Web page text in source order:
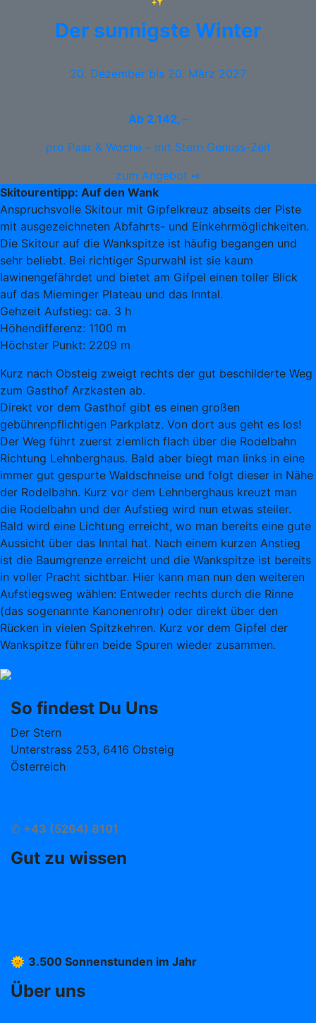
Der sunnigste Winter
20. Dezember bis 20. März 2027
Ab 2.142, –
pro Paar & Woche – mit Stern Genuss-Zeit
zum Angebot ➺
Skitourentipp: Auf den Wank
Anspruchsvolle Skitour mit Gipfelkreuz abseits der Piste
mit ausgezeichneten Abfahrts- und Einkehrmöglichkeiten.
Die Skitour auf die Wankspitze ist häufig begangen und
sehr beliebt. Bei richtiger Spurwahl ist sie kaum
lawinengefährdet und bietet am Gifpel einen toller Blick
auf das Mieminger Plateau und das Inntal.
Gehzeit Aufstieg: ca. 3 h
Höhendifferenz: 1100 m
Höchster Punkt: 2209 m
Kurz nach Obsteig zweigt rechts der gut beschilderte Weg
zum Gasthof Arzkasten ab.
Direkt vor dem Gasthof gibt es einen großen
gebührenpflichtigen Parkplatz. Von dort aus geht es los!
Der Weg führt zuerst ziemlich flach über die Rodelbahn
Richtung Lehnberghaus. Bald aber biegt man links in eine
immer gut gespurte Waldschneise und folgt dieser in Nähe
der Rodelbahn. Kurz vor dem Lehnberghaus kreuzt man
die Rodelbahn und der Aufstieg wird nun etwas steiler.
Bald wird eine Lichtung erreicht, wo man bereits eine gute
Aussicht über das Inntal hat. Nach einem kurzen Anstieg
ist die Baumgrenze erreicht und die Wankspitze ist bereits
in voller Pracht sichtbar. Hier kann man nun den weiteren
Aufstiegsweg wählen: Entweder rechts durch die Rinne
(das sogenannte Kanonenrohr) oder direkt über den
Rücken in vielen Spitzkehren. Kurz vor dem Gipfel der
Wankspitze führen beide Spuren wieder zusammen.
So findest Du Uns
Der Stern
Unterstrass 253, 6416 Obsteig
Österreich
✆ +43 (5264) 8101
Gut zu wissen
🌞 3.500 Sonnenstunden im Jahr
Über uns